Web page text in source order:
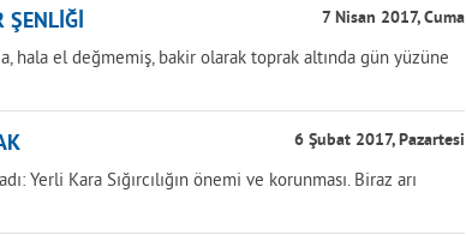
ŞENLİĞİ 7 Nisan 2017, Cuma
hala el değmemiş, bakir olarak toprak altında gün yüzüne
6 Şubat 2017, Pazartesi
Yerli Kara Sığırcılığın önemi ve korunması. Biraz arı